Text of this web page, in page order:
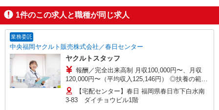
1件のこの求人と職種が同じ求人
業務委託
中央福岡ヤクルト販売株式会社／春日センター
ヤクルトスタッフ
報酬／完全出来高制 月収100,000円〜、月収
120,000円〜（平均収入125,146円） ◎扶養の範囲
内OK◎扶養の範囲を超えた高収入（10万円以上）
OK 働ける時間や環境に合わせて最大限に考慮し
ます。 職場体験実施！少しでも不安のある方、お
【宅配センター】春日 福岡県春日市下白水南
3-83 ダイチョウビル1階